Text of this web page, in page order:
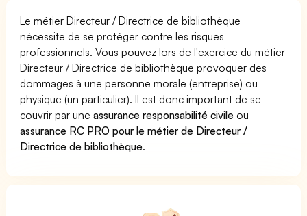
Le métier Directeur / Directrice de bibliothèque
nécessite de se protéger contre les risques
professionnels. Vous pouvez lors de l'exercice du métier
Directeur / Directrice de bibliothèque provoquer des
dommages à une personne morale (entreprise) ou
physique (un particulier). Il est donc important de se
couvrir par uneassurance responsabilité civile ou
assurance RC PRO pour le métier de Directeur /
Directrice de bibliothèque.